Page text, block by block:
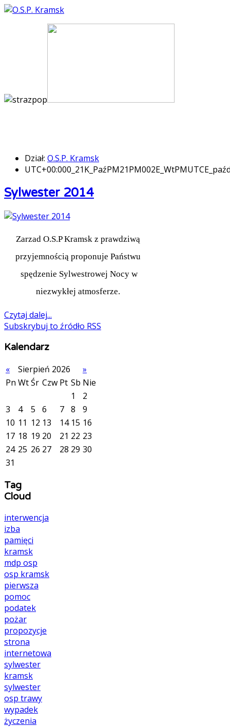
Dział: O.S.P. Kramsk
Sylwester 2014
Zarzad O.S.P Kramsk z prawdziwą
przyjemnością proponuje Państwu
spędzenie Sylwestrowej Nocy w
niezwykłej atmosferze.
Czytaj dalej...
Subskrybuj to źródło RSS
Kalendarz
«
Sierpień 2026
»
Pn WtŚr Czw Pt Sb Nie
1
2
3
4 5 6 7 8
9
10 11 12 13 14 15 16
17 18 19 20 21 22 23
24 25 26 27 28 29 30
31
Tag
Cloud
interwencja
izba
pamięci
kramsk
mdp osp
osp kramsk
pierwsza
pomoc
podatek
pożar
propozycje
strona
internetowa
sylwester
kramsk
sylwester
osp trawy
wypadek
życzenia